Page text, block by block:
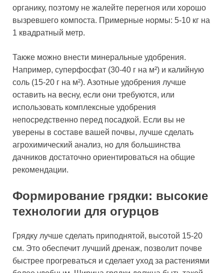
органику, поэтому не жалейте перегноя или хорошо
вызревшего компоста. Примерные нормы: 5-10 кг на
1 квадратный метр.
Также можно внести минеральные удобрения.
Например, суперфосфат (30-40 г на м²) и калийную
соль (15-20 г на м²). Азотные удобрения лучше
оставить на весну, если они требуются, или
использовать комплексные удобрения
непосредственно перед посадкой. Если вы не
уверены в составе вашей почвы, лучше сделать
агрохимический анализ, но для большинства
дачников достаточно ориентироваться на общие
рекомендации.
Формирование грядки: высокие
технологии для огурцов
Грядку лучше сделать приподнятой, высотой 15-20
см. Это обеспечит лучший дренаж, позволит почве
быстрее прогреваться и сделает уход за растениями